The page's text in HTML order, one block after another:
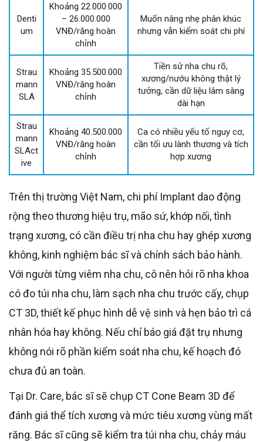
Denti
um
Khoảng 22.000.000
– 26.000.000
VNĐ/răng hoàn
chỉnh
Muốn nâng nhẹ phân khúc
nhưng vẫn kiểm soát chi phí
Strau
mann
SLA
Khoảng 35.500.000
VNĐ/răng hoàn
chỉnh
Tiền sử nha chu rõ,
xương/nướu không thật lý
tưởng, cần dữ liệu lâm sàng
dài hạn
Strau
mann
SLAct
ive
Khoảng 40.500.000
VNĐ/răng hoàn
chỉnh
Ca có nhiều yếu tố nguy cơ,
cần tối ưu lành thương và tích
hợp xương
Trên thị trường Việt Nam, chi phí Implant dao động
rộng theo thương hiệu trụ, mão sứ, khớp nối, tình
trạng xương, có cần điều trị nha chu hay ghép xương
không, kinh nghiệm bác sĩ và chính sách bảo hành.
Với người từng viêm nha chu, cô nên hỏi rõ nha khoa
có đo túi nha chu, làm sạch nha chu trước cấy, chụp
CT 3D, thiết kế phục hình dễ vệ sinh và hẹn bảo trì cá
nhân hóa hay không. Nếu chỉ báo giá đặt trụ nhưng
không nói rõ phần kiểm soát nha chu, kế hoạch đó
chưa đủ an toàn.
Tại Dr. Care, bác sĩ sẽ chụp CT Cone Beam 3D để
đánh giá thể tích xương và mức tiêu xương vùng mất
răng. Bác sĩ cũng sẽ kiểm tra túi nha chu, chảy máu